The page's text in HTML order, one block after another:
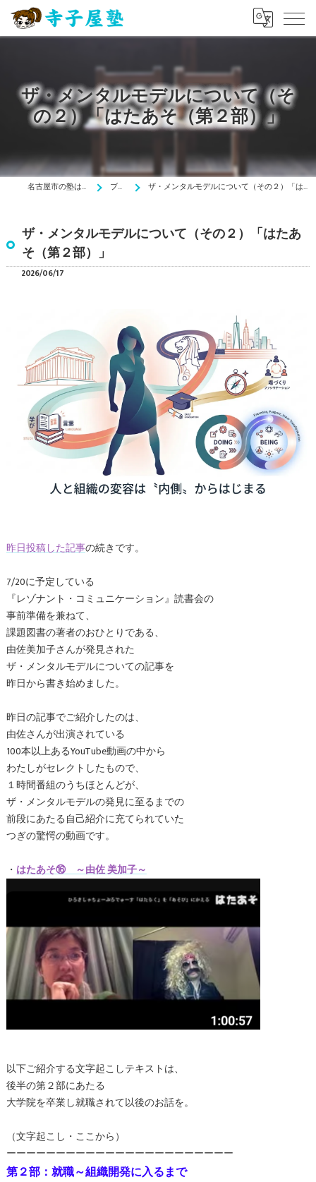
ザ・メンタルモデルについて（そ
の２）「はたあそ（第２部）」
名古屋市の塾は寺子屋塾 ブログ ザ・メンタルモデルについて（その２）「はたあそ（第２部）」
ザ・メンタルモデルについて（その２）「はたあ
そ（第２部）」
2026/06/17
昨日投稿した記事の続きです。
7/20に予定している
『レゾナント・コミュニケーション』読書会の
事前準備を兼ねて、
課題図書の著者のおひとりである、
由佐美加子さんが発見された
ザ・メンタルモデルについての記事を
昨日から書き始めました。
昨日の記事でご紹介したのは、
由佐さんが出演されている
100本以上あるYouTube動画の中から
わたしがセレクトしたもので、
１時間番組のうちほとんどが、
ザ・メンタルモデルの発見に至るまでの
前段にあたる自己紹介に充てられていた
つぎの驚愕の動画です。
・ はたあそ⑯ ～由佐 美加子～
以下ご紹介する文字起こしテキストは、
後半の第２部にあたる
大学院を卒業し就職されて以後のお話を。
（文字起こし・ここから）
ーーーーーーーーーーーーーーーーーーーーーーー
第２部：就職～組織開発に入るまで